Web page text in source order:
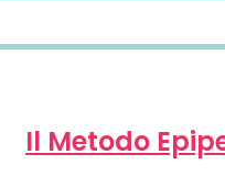
Il Metodo